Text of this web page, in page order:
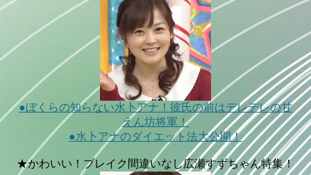
●ぼくらの知らない水卜アナ！彼氏の前はデレデレの甘
えん坊将軍！
●水卜アナのダイエット法大公開！
★かわいい！ブレイク間違いなし広瀬すずちゃん特集！